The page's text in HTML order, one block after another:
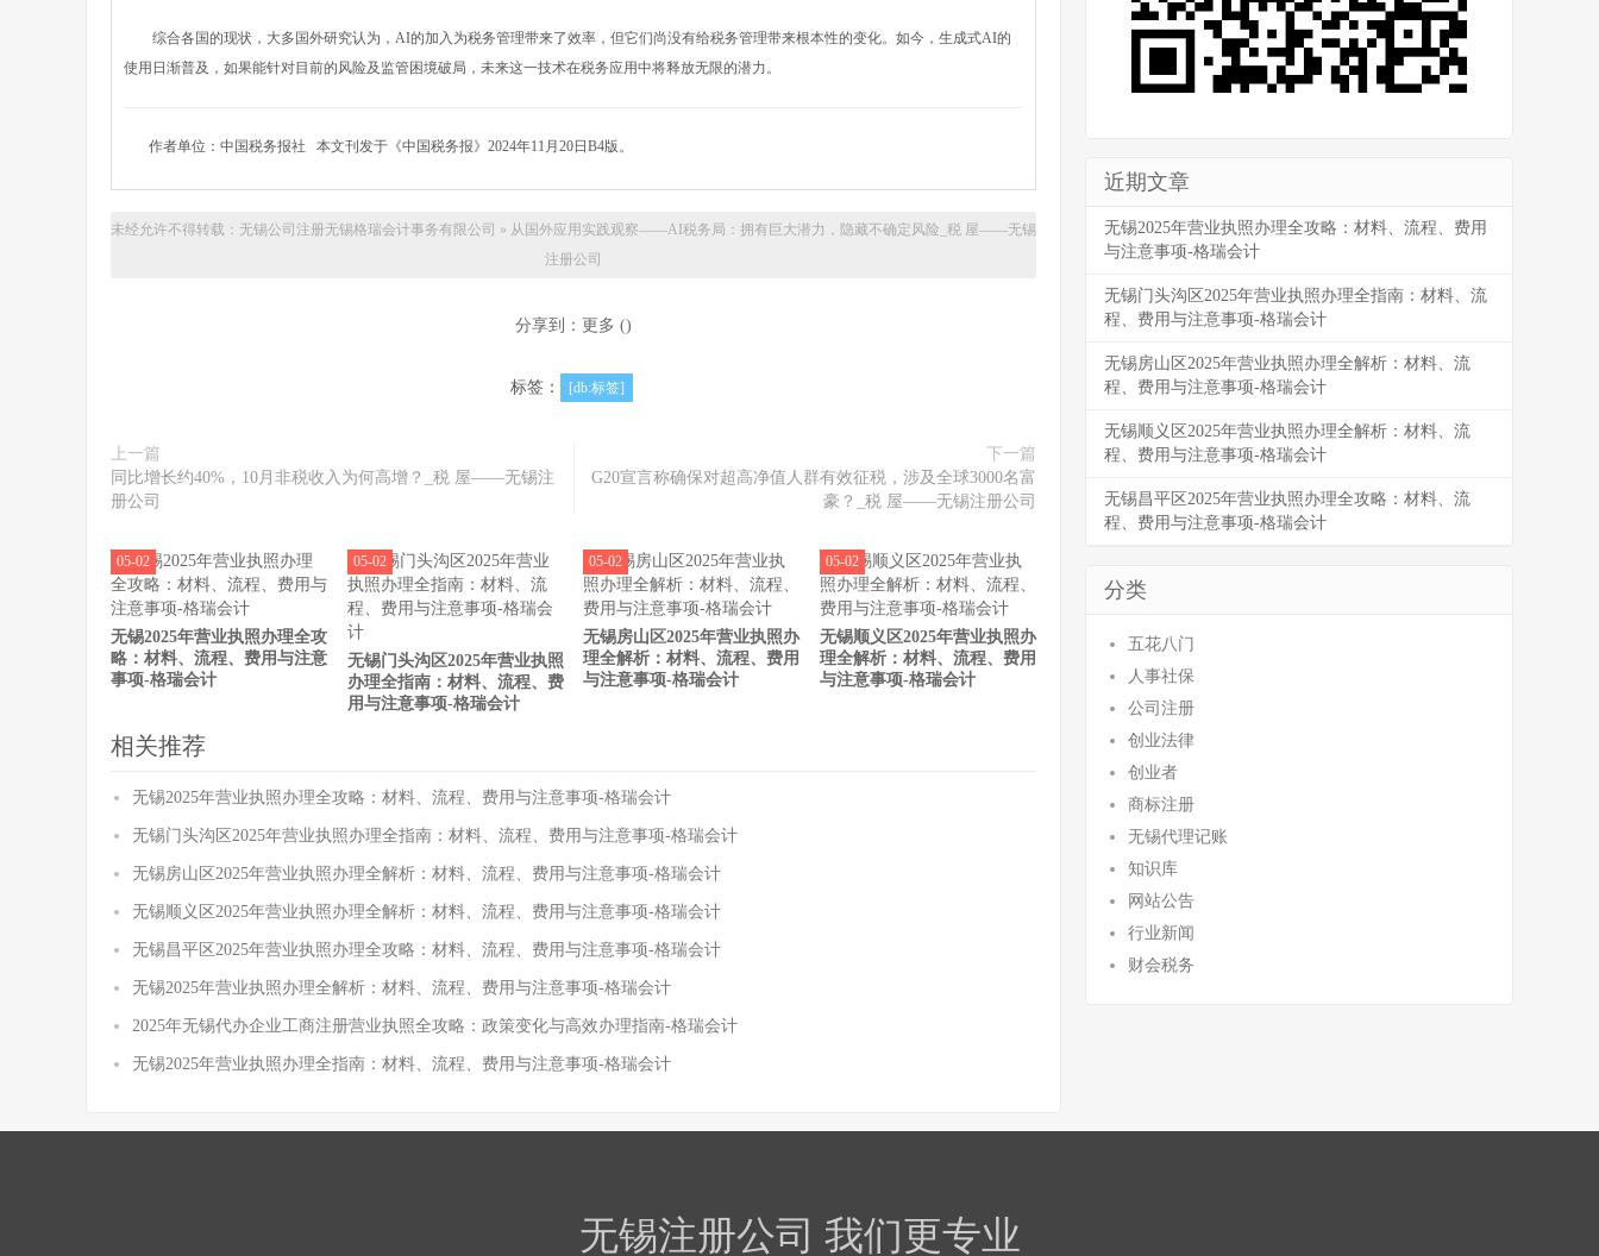
综合各国的现状，大多国外研究认为，AI的加入为税务管理带来了效率，但它们尚没有给税务管理带来根本性的变化。如今，生成式AI的
使用日渐普及，如果能针对目前的风险及监管困境破局，未来这一技术在税务应用中将释放无限的潜力。
作者单位：中国税务报社 本文刊发于《中国税务报》2024年11月20日B4版。
未经允许不得转载：无锡公司注册无锡格瑞会计事务有限公司 » 从国外应用实践观察——AI税务局：拥有巨大潜力，隐藏不确定风险_税 屋——无锡
注册公司
分享到： 更多 ()
标签： [db:标签]
上一篇
同比增长约40%，10月非税收入为何高增？_税 屋——无锡注
册公司
下一篇
G20宣言称确保对超高净值人群有效征税，涉及全球3000名富
豪？_税 屋——无锡注册公司
无锡2025年营业执照办理全攻
略：材料、流程、费用与注意
事项-格瑞会计
05-02
无锡门头沟区2025年营业执照
办理全指南：材料、流程、费
用与注意事项-格瑞会计
05-02
无锡房山区2025年营业执照办
理全解析：材料、流程、费用
与注意事项-格瑞会计
05-02
无锡顺义区2025年营业执照办
理全解析：材料、流程、费用
与注意事项-格瑞会计
05-02
相关推荐
无锡2025年营业执照办理全攻略：材料、流程、费用与注意事项-格瑞会计
无锡门头沟区2025年营业执照办理全指南：材料、流程、费用与注意事项-格瑞会计
无锡房山区2025年营业执照办理全解析：材料、流程、费用与注意事项-格瑞会计
无锡顺义区2025年营业执照办理全解析：材料、流程、费用与注意事项-格瑞会计
无锡昌平区2025年营业执照办理全攻略：材料、流程、费用与注意事项-格瑞会计
无锡2025年营业执照办理全解析：材料、流程、费用与注意事项-格瑞会计
2025年无锡代办企业工商注册营业执照全攻略：政策变化与高效办理指南-格瑞会计
无锡2025年营业执照办理全指南：材料、流程、费用与注意事项-格瑞会计
近期文章
无锡2025年营业执照办理全攻略：材料、流程、费用
与注意事项-格瑞会计
无锡门头沟区2025年营业执照办理全指南：材料、流
程、费用与注意事项-格瑞会计
无锡房山区2025年营业执照办理全解析：材料、流
程、费用与注意事项-格瑞会计
无锡顺义区2025年营业执照办理全解析：材料、流
程、费用与注意事项-格瑞会计
无锡昌平区2025年营业执照办理全攻略：材料、流
程、费用与注意事项-格瑞会计
分类
五花八门
人事社保
公司注册
创业法律
创业者
商标注册
无锡代理记账
知识库
网站公告
行业新闻
财会税务
无锡注册公司 我们更专业